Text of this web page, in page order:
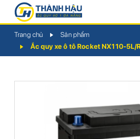
Trang chủ
Sản phẩm
Ắc quy xe ô tô Rocket NX110-5L/